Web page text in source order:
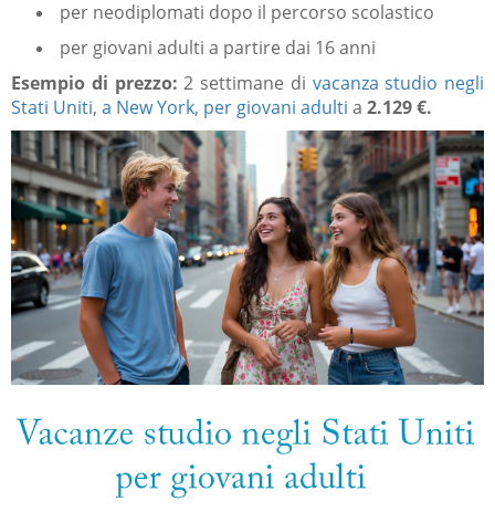
per neodiplomati dopo il percorso scolastico
per giovani adulti a partire dai 16 anni
Esempio di prezzo: 2 settimane di vacanza studio negli
Stati Uniti, a New York, per giovani adulti a 2.129 €.